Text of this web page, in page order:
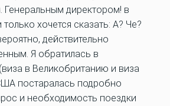
директором! в
хочется сказать: А? Че?
действительно
Я обратилась в
в Великобританию и виза
постаралась подробно
и необходимость поездки